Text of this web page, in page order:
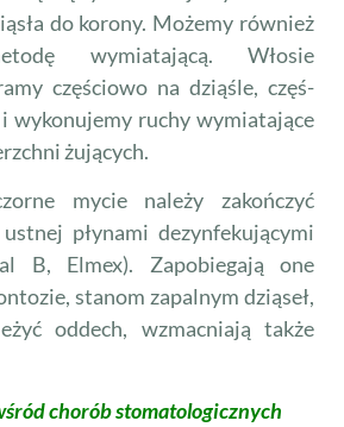
do korony. Możemy również
wymiatającą. Włosie
częściowo na dziąśle, częś­
wykonujemy ruchy wymiatające
żujących.
mycie należy zakończyć
płynami dezyn­fekującymi
B, Elmex). Zapobiegają one
stanom zapalnym dziąseł,
oddech, wzmacniają także
chorób stomatologicznych